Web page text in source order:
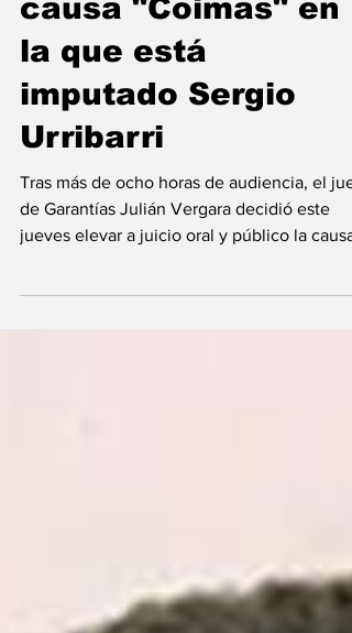
Elevaron a juicio la
causa "Coimas" en
la que está
imputado Sergio
Urribarri
Tras más de ocho horas de audiencia, el
jueves elevar a juicio oral y público la